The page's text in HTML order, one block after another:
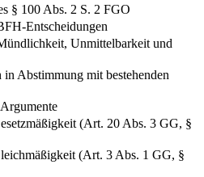
§ 100 Abs. 2 S. 2 FGO
Entscheidungen
Unmittelbarkeit und
Abstimmung mit bestehenden
(Art. 20 Abs. 3 GG, §
(Art. 3 Abs. 1 GG, §